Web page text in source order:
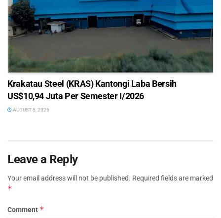
Krakatau Steel (KRAS) Kantongi Laba Bersih
US$10,94 Juta Per Semester I/2026
AUGUST 5, 2026
Leave a Reply
Your email address will not be published. Required fields are marked
*
Comment *